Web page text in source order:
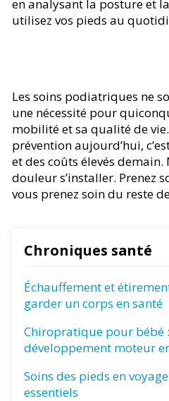
en analysant la posture et
utilisez vos pieds au
Les soins podiatriques ne
une nécessité pour
mobilité et sa qualité de
prévention aujourd’hui,
et des coûts élevés demain.
douleur s’installer. Prenez
vous prenez soin du reste
Chroniques santé
Échauffement et
garder un corps en santé
Chiropratique pour bébé
développement moteur
Soins des pieds en
essentiels